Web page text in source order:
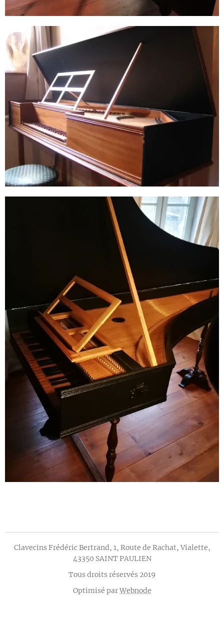
Clavecins Frédéric Bertrand, 1, Route de Rachat, Vialette,
43350 SAINT PAULIEN
Tous droits réservés 2019
Optimisé parWebnode